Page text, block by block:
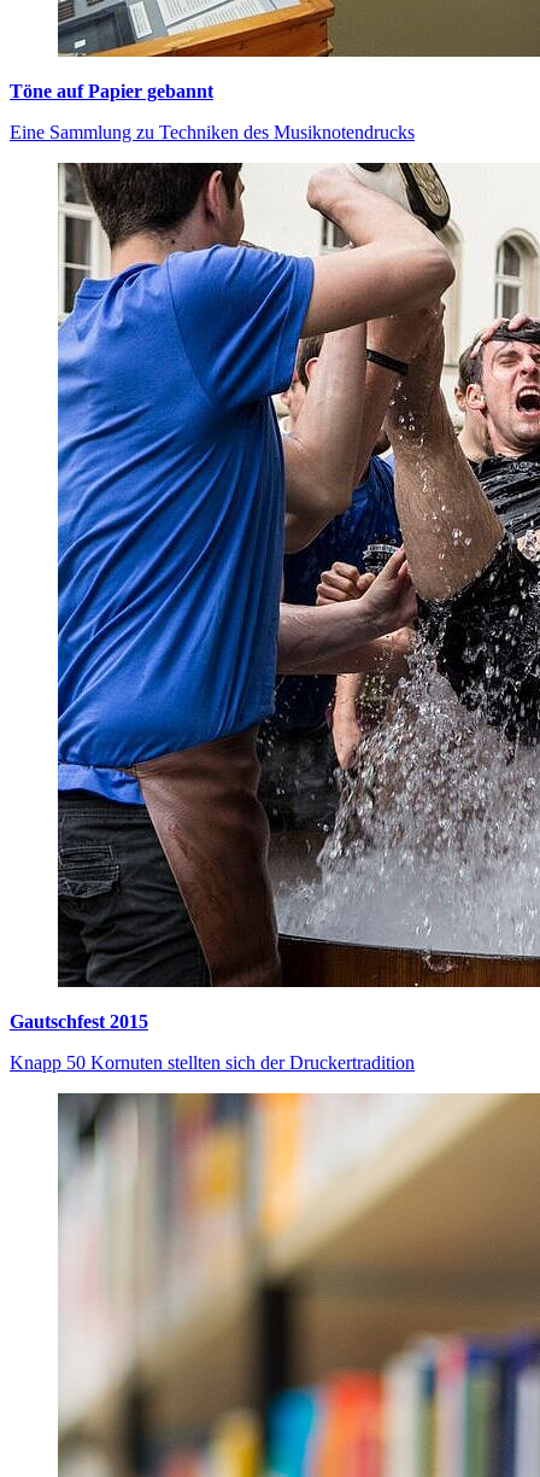
Töne auf Papier gebannt
Eine Sammlung zu Techniken des Musiknotendrucks
Gautschfest 2015
Knapp 50 Kornuten stellten sich der Druckertradition